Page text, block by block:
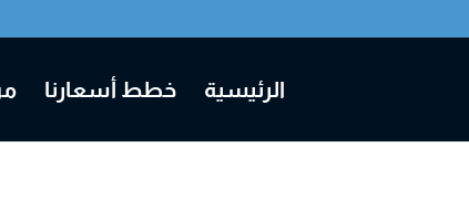
الرئيسية خطط أسعارنا